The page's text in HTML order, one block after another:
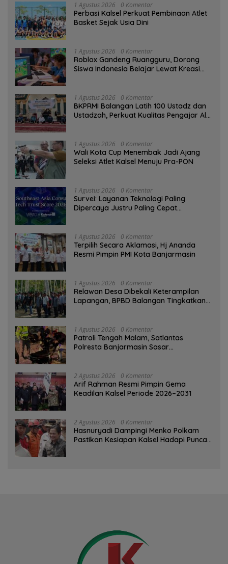
1 Agustus 2026 0 Komentar
Perbasi Kalsel Perkuat Pembinaan Atlet
Basket Sejak Usia Dini
1 Agustus 2026 0 Komentar
Roblox Gandeng Ruangguru, Dorong
Siswa Indonesia Belajar Lewat Kreasi
1 Agustus 2026 0 Komentar
BKPRMI Balangan Latih 100 Ustadz dan
Ustadzah, Perkuat Kualitas Pengajar Al-
1 Agustus 2026 0 Komentar
Wali Kota Cup Menembak Jadi Ajang
Seleksi Atlet Kalsel Menuju Pra-PON
1 Agustus 2026 0 Komentar
Survei: Layanan Teknologi Paling
Dipercaya Justru Paling Cepat
1 Agustus 2026 0 Komentar
‎Terpilih Secara Aklamasi, Hj Ananda
Resmi Pimpin PMI Kota Banjarmasin
1 Agustus 2026 0 Komentar
Relawan Desa Dibekali Keterampilan
Lapangan, BPBD Balangan Tingkatkan
1 Agustus 2026 0 Komentar
Patroli Tengah Malam, Satlantas
Polresta Banjarmasin Sasar
2 Agustus 2026 0 Komentar
Arif Rahman Resmi Pimpin Gema
Keadilan Kalsel Periode 2026–2031
2 Agustus 2026 0 Komentar
Hasnuryadi Dampingi Menko Polkam
Pastikan Kesiapan Kalsel Hadapi Puncak